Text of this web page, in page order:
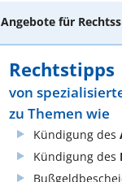
Angebote für
Rechtstipps
von
zu Themen wie
Kündigung des
Kündigung des